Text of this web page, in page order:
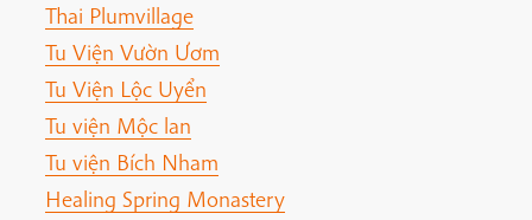
Thai Plumvillage
Tu Viện Vườn Ươm
Tu Viện Lộc Uyển
Tu viện Mộc lan
Tu viện Bích Nham
Healing Spring Monastery